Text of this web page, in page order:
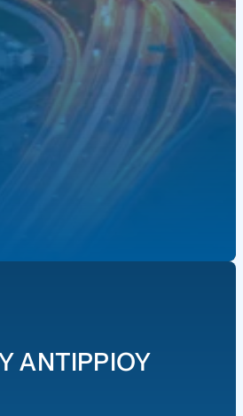
ΑΝΤΙΡΡΙΟΥ